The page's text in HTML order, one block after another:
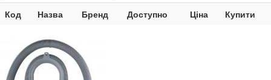
Код Назва Бренд Доступно Ціна Купити